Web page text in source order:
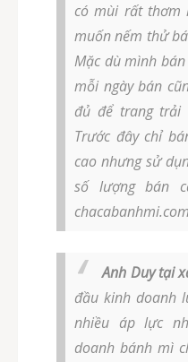
có mùi rất thơm
muốn nếm thử
Mặc dù mình
mỗi ngày bán
đủ để trang trải
Trước đây chỉ
cao nhưng sử
số lượng bán
Anh Duy tại
đầu kinh doanh
nhiều áp lực
doanh bánh mì